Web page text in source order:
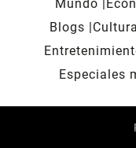
Mundo
Blogs
Cultura
Especiales